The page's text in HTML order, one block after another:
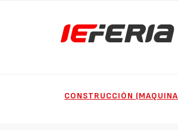
CONSTRUCCIÓN